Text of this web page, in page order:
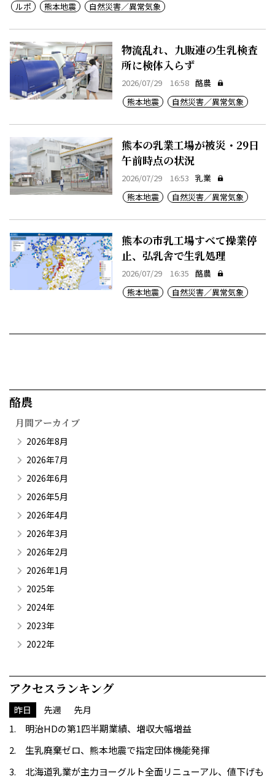
ルポ
熊本地震 自然災害／異常気象
物流乱れ、九販連の生乳検査
所に検体入らず
2026/07/29 16:58 酪農
熊本地震
自然災害／異常気象
熊本の乳業工場が被災・29日
午前時点の状況
2026/07/29 16:53 乳業
熊本地震
自然災害／異常気象
熊本の市乳工場すべて操業停
止、弘乳舎で生乳処理
2026/07/29 16:35 酪農
熊本地震
自然災害／異常気象
酪農​
月間アーカイブ
2026年8月
2026年7月
2026年6月
2026年5月
2026年4月
2026年3月
2026年2月
2026年1月
2025年
2024年
2023年
2022年
アクセスランキング
昨日 先週 先月
明治HDの第1四半期業績、増収大幅増益
生乳廃棄ゼロ、熊本地震で指定団体機能発揮
北海道乳業が主力ヨーグルト全面リニューアル、値下げも